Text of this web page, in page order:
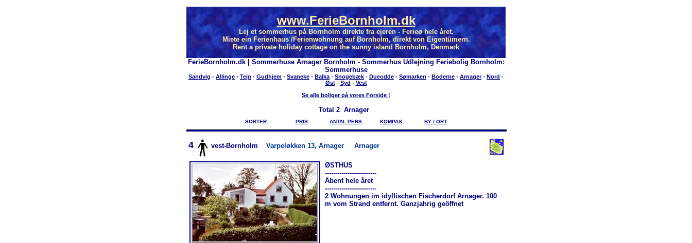
www.FerieBornholm.dk
Lej et sommerhus på Bornholm direkte fra ejeren - Ferieø hele året.
Miete ein Ferienhaus /Ferienwohnung auf Bornholm, direkt von Eigentümern.
Rent a private holiday cottage on the sunny island Bornholm, Denmark
FerieBornholm.dk | Sommerhuse Arnager Bornholm - Sommerhus Udlejning Feriebolig Bornholm:
Sommerhuse
Sandvig - Allinge - Tejn - Gudhjem - Svaneke - Balka - Snogebæk - Dueodde - Sømarken - Boderne - Arnager- Nord -
Øst- Syd - Vest
Se alle boliger på vores Forside !
Total 2 Arnager
SORTER: PRIS ANTAL PERS. KOMPAS BY / ORT
4 vest-Bornholm Varpeløkken 13, Arnager Arnager
ØSTHUS
-------------------------
Åbent hele året
-------------------------
2 Wohnungen im idyllischen Fischerdorf Arnager. 100
m vom Strand entfernt. Ganzjahrig geöffnet